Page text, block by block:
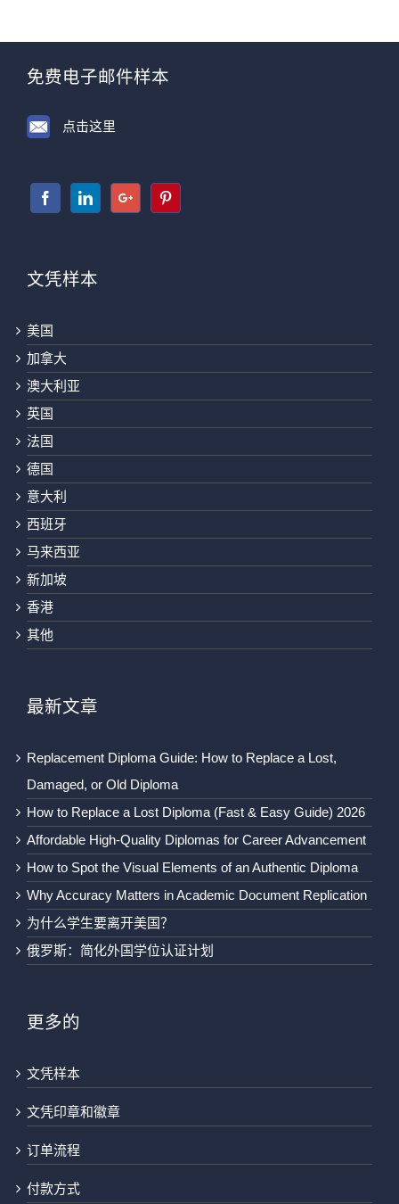
免费电子邮件样本
点击这里
文凭样本
美国
加拿大
澳大利亚
英国
法国
德国
意大利
西班牙
马来西亚
新加坡
香港
其他
最新文章
Replacement Diploma Guide: How to Replace a Lost,
Damaged, or Old Diploma
How to Replace a Lost Diploma (Fast & Easy Guide) 2026
Affordable High-Quality Diplomas for Career Advancement
How to Spot the Visual Elements of an Authentic Diploma
Why Accuracy Matters in Academic Document Replication
为什么学生要离开美国？
俄罗斯：简化外国学位认证计划
更多的
文凭样本
文凭印章和徽章
订单流程
付款方式